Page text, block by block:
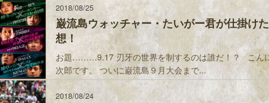
2018/08/25
巌流島ウォッチャー・たいがー君が仕掛け
想！
お題………9.17 刃牙の世界を制するのは誰だ！？ こん
次郎です。 ついに巌流島９月大会まで...
2018/08/24